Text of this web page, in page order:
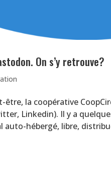
On s’y retrouve?
être, la coopérative
Linkedin). Il y a
auto-hébergé, libre,